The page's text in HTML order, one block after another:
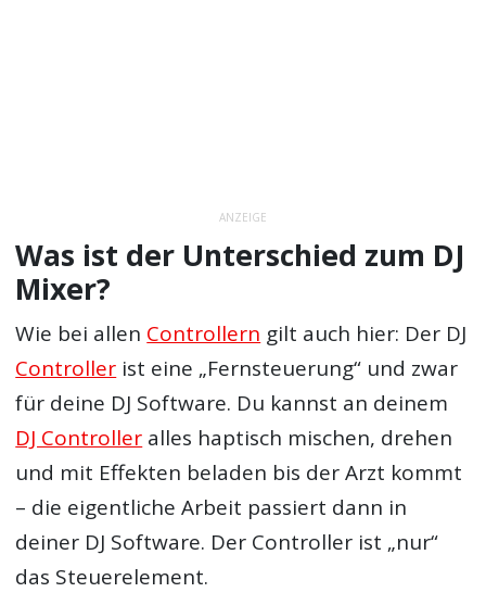
ANZEIGE
Was ist der Unterschied zum DJ
Mixer?
Wie bei allen Controllern gilt auch hier: Der DJ
Controller ist eine „Fernsteuerung“ und zwar
für deine DJ Software. Du kannst an deinem
DJ Controller alles haptisch mischen, drehen
und mit Effekten beladen bis der Arzt kommt
– die eigentliche Arbeit passiert dann in
deiner DJ Software. Der Controller ist „nur“
das Steuerelement.